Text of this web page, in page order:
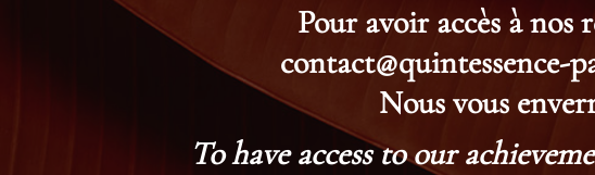
Pour avoir accès à
contact@quintessence-
Nous vous
To have access to our